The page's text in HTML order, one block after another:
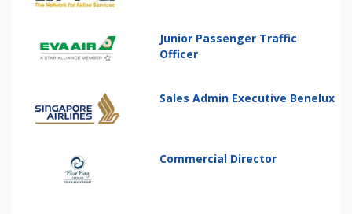
Junior Passenger Traffic
Officer
Sales Admin Executive Benelux
Commercial Director